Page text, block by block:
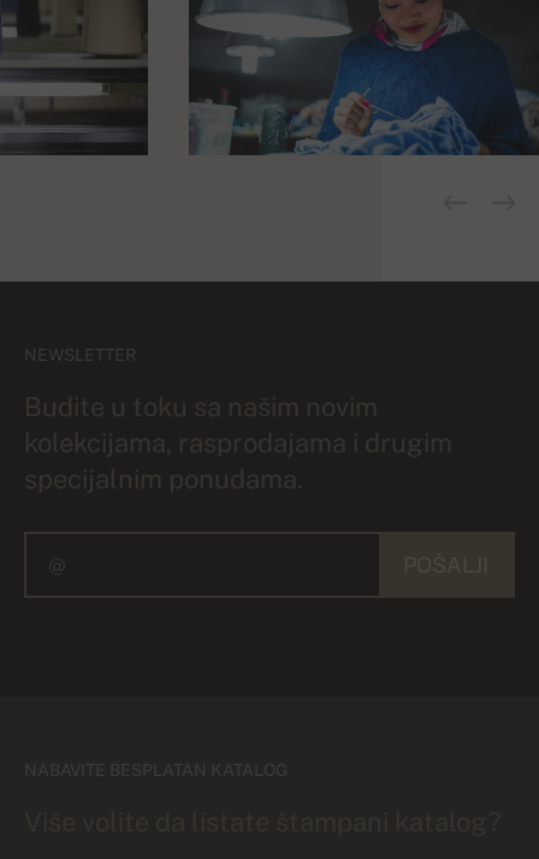
NEWSLETTER
Budite u toku sa našim novim
kolekcijama, rasprodajama i drugim
specijalnim ponudama.
NABAVITE BESPLATAN KATALOG